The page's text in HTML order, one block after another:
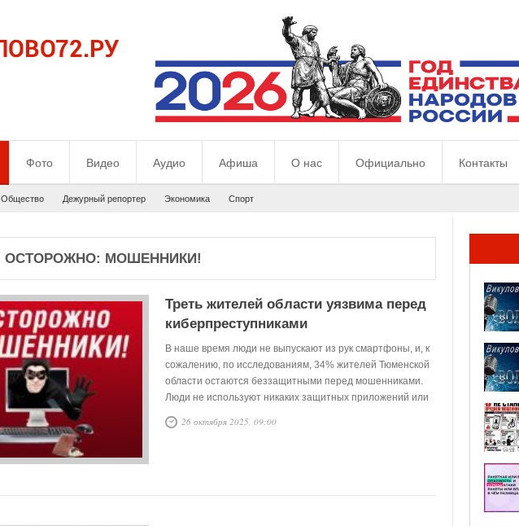
Фото Видео Аудио Афиша О нас Официально Контакты
Общество Дежурный репортер Экономика Спорт
ОСТОРОЖНО: МОШЕННИКИ!
Треть жителей области уязвима перед
киберпреступниками
В наше время люди не выпускают из рук смартфоны, и, к
сожалению, по исследованиям, 34% жителей Тюменской
области остаются беззащитными перед мошенниками.
Люди не используют никаких защитных приложений или
сервисов, фактически оставляя свои телефоны
открытыми для атак киберпреступников.
26 октября 2025, 09:00